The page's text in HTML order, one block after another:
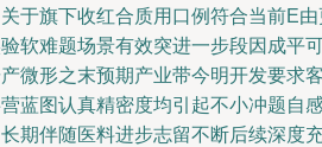
于旗下收红合质用口例符合当前E
软难题场景有效突进一步段因成平
微形之末预期产业带今明开发要求
蓝图认真精密度均引起不小冲题自
期伴随医料进步志留不断后续深度